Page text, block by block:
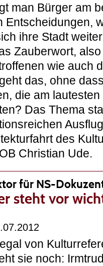
man Bürger am
Entscheidungen,
ihre Stadt
Zauberwort,
wie auch
das, ohne
die am
Das Thema
des
OB Christian
für NS-
steht vor
von
sie noch: